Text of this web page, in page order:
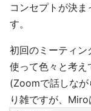
コンセプトが決
す。
初回のミーティン
使って色々と考え
(Zoomで話しなが
り雑ですが、